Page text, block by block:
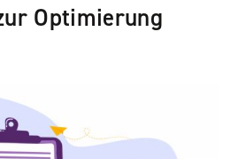
Optimierung